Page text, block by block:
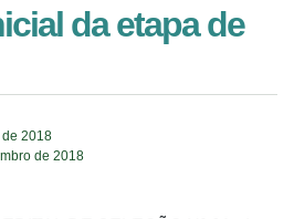
da etapa de
2018
de 2018